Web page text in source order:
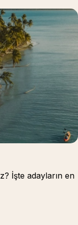
İşte adayların en